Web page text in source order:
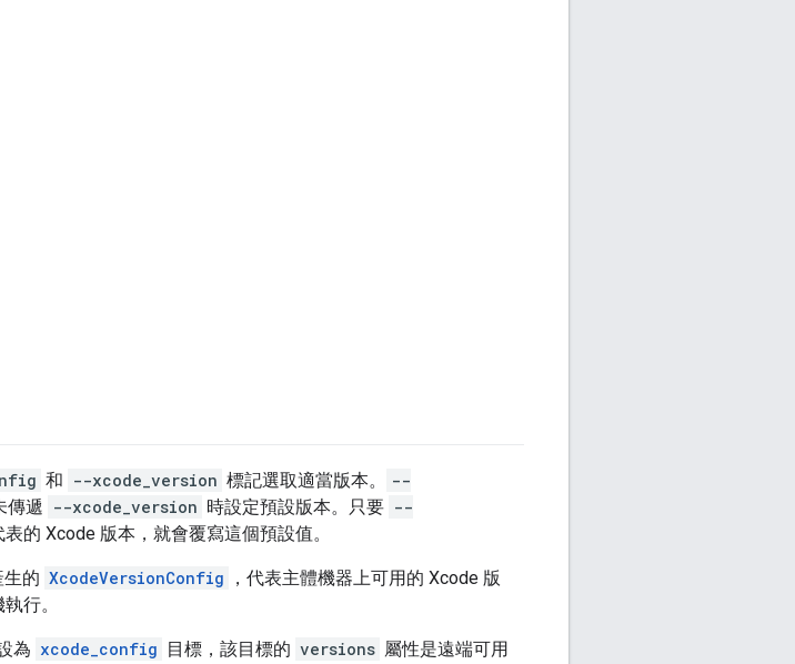
和 --xcode_version 標記選取適當版本。
--
傳遞 --xcode_version 時設定預設版本。只要 --
表的 Xcode 版本，就會覆寫這個預設值。
生的 XcodeVersionConfig
，代表主體機器上可用的 Xcode 版
行。
為 xcode_config 目標，該目標的 versions 屬性是遠端可用